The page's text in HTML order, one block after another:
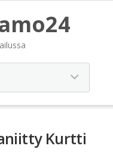
Kurtti